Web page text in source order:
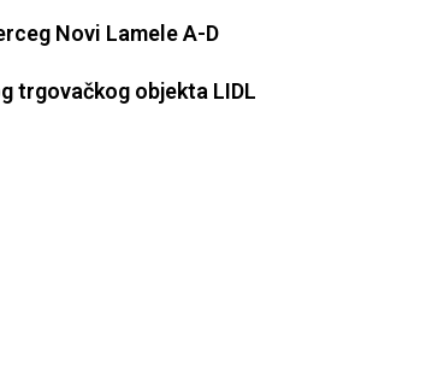
Novi Lamele A-D
trgovačkog objekta LIDL